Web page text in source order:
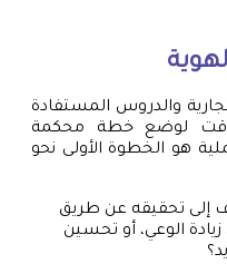
والدروس المستفادة
لوضع خطة محكمة
هو الخطوة الأولى نحو
إلى تحقيقه عن طريق
الوعي، أو تحسين